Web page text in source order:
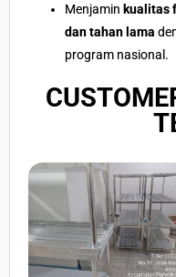
Menjamin kualitas
dan tahan lama
program nasional.